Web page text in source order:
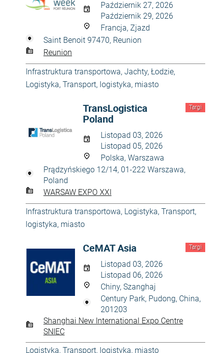
Październik 27, 2026
Październik 29, 2026
Francja, Zjazd
Saint Benoit 97470, Reunion
Reunion
Infrastruktura transportowa, Jachty, Łodzie,
Logistyka, Transport, logistyka, miasto
Targi
TransLogistica
Poland
Listopad 03, 2026
Listopad 05, 2026
Polska, Warszawa
Prądzyńskiego 12/14, 01-222 Warszawa,
Poland
WARSAW EXPO XXI
Infrastruktura transportowa, Logistyka, Transport,
logistyka, miasto
Targi
CeMAT Asia
Listopad 03, 2026
Listopad 06, 2026
Chiny, Szanghaj
Century Park, Pudong, China,
201203
Shanghai New International Expo Centre
SNIEC
Logistyka, Transport, logistyka, miasto